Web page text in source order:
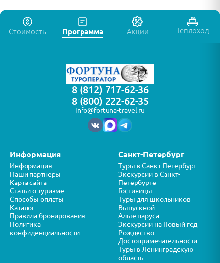
Стоимость Программа Акции Теплоход
8 (812) 717-62-36
8 (800) 222-62-35
info@fortuna-travel.ru
Информация
Информация
Наши партнеры
Карта сайта
Статьи о туризме
Способы оплаты
Каталог
Правила бронирования
Политика
конфиденциальности
Санкт-Петербург
Туры в Санкт-Петербург
Экскурсии в Санкт-
Петербурге
Гостиницы
Туры для школьников
Выпускной
Алые паруса
Экскурсии на Новый год
Рождество
Достопримечательности
Туры в Ленинградскую
область